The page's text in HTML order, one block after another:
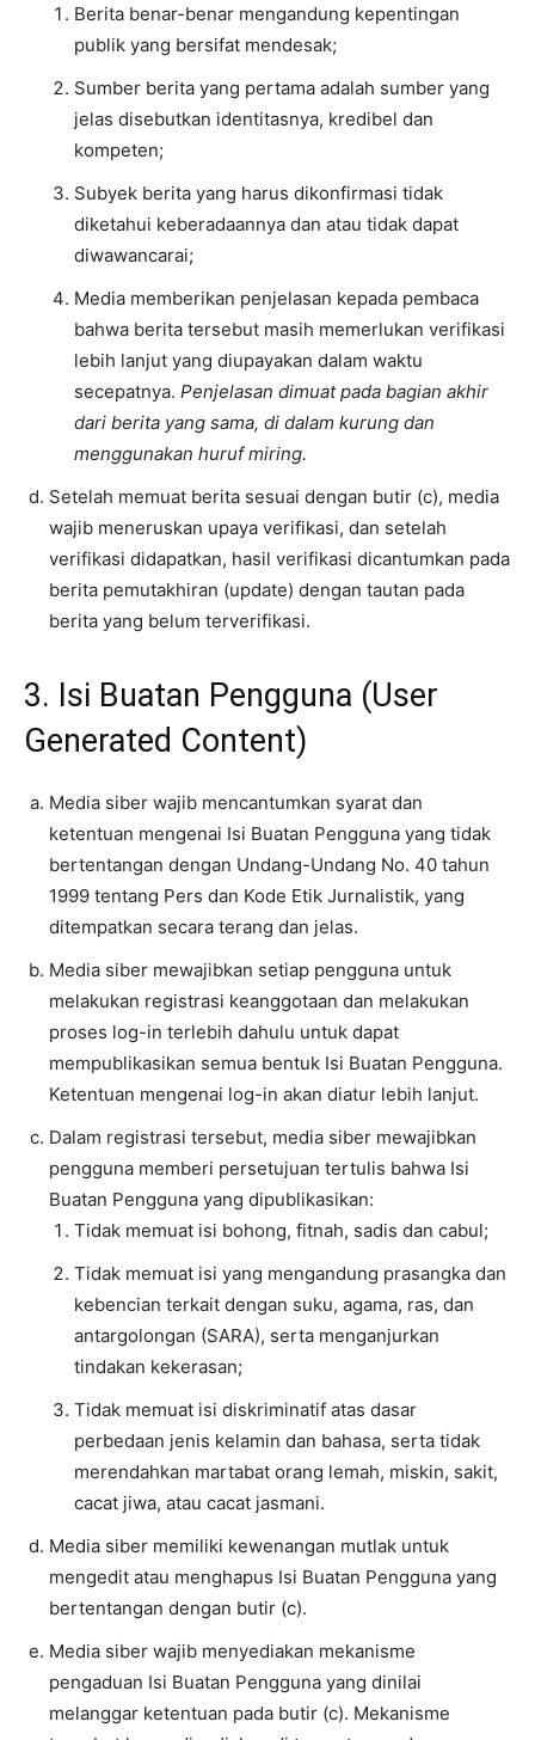
Berita benar-benar mengandung kepentingan
publik yang bersifat mendesak;
Sumber berita yang pertama adalah sumber yang
jelas disebutkan identitasnya, kredibel dan
kompeten;
Subyek berita yang harus dikonfirmasi tidak
diketahui keberadaannya dan atau tidak dapat
diwawancarai;
Media memberikan penjelasan kepada pembaca
bahwa berita tersebut masih memerlukan verifikasi
lebih lanjut yang diupayakan dalam waktu
secepatnya. Penjelasan dimuat pada bagian akhir
dari berita yang sama, di dalam kurung dan
menggunakan huruf miring.
Setelah memuat berita sesuai dengan butir (c), media
wajib meneruskan upaya verifikasi, dan setelah
verifikasi didapatkan, hasil verifikasi dicantumkan pada
berita pemutakhiran (update) dengan tautan pada
berita yang belum terverifikasi.
3. Isi Buatan Pengguna (User
Generated Content)
Media siber wajib mencantumkan syarat dan
ketentuan mengenai Isi Buatan Pengguna yang tidak
bertentangan dengan Undang-Undang No. 40 tahun
1999 tentang Pers dan Kode Etik Jurnalistik, yang
ditempatkan secara terang dan jelas.
Media siber mewajibkan setiap pengguna untuk
melakukan registrasi keanggotaan dan melakukan
proses log-in terlebih dahulu untuk dapat
mempublikasikan semua bentuk Isi Buatan Pengguna.
Ketentuan mengenai log-in akan diatur lebih lanjut.
Dalam registrasi tersebut, media siber mewajibkan
pengguna memberi persetujuan tertulis bahwa Isi
Buatan Pengguna yang dipublikasikan:
Tidak memuat isi bohong, fitnah, sadis dan cabul;
Tidak memuat isi yang mengandung prasangka dan
kebencian terkait dengan suku, agama, ras, dan
antargolongan (SARA), serta menganjurkan
tindakan kekerasan;
Tidak memuat isi diskriminatif atas dasar
perbedaan jenis kelamin dan bahasa, serta tidak
merendahkan martabat orang lemah, miskin, sakit,
cacat jiwa, atau cacat jasmani.
Media siber memiliki kewenangan mutlak untuk
mengedit atau menghapus Isi Buatan Pengguna yang
bertentangan dengan butir (c).
Media siber wajib menyediakan mekanisme
pengaduan Isi Buatan Pengguna yang dinilai
melanggar ketentuan pada butir (c). Mekanisme